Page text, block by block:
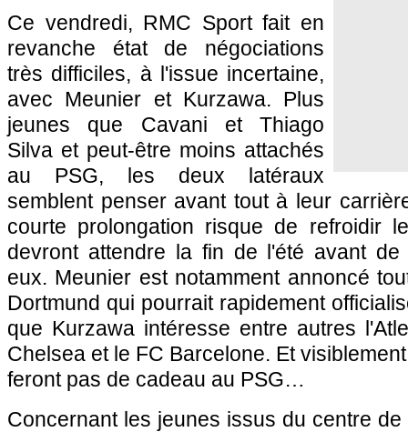
Ce vendredi, RMC Sport fait en
revanche état de négociations
très difficiles, à l'issue incertaine,
avec Meunier et Kurzawa. Plus
jeunes que Cavani et Thiago
Silva et peut-être moins attachés
au PSG, les deux latéraux
semblent penser avant tout à leur
courte prolongation risque de refroidir
devront attendre la fin de l'été avant
eux. Meunier est notamment annoncé
Dortmund qui pourrait rapidement
que Kurzawa intéresse entre autres
Chelsea et le FC Barcelone. Et
feront pas de cadeau au PSG…
Concernant les jeunes issus du centre